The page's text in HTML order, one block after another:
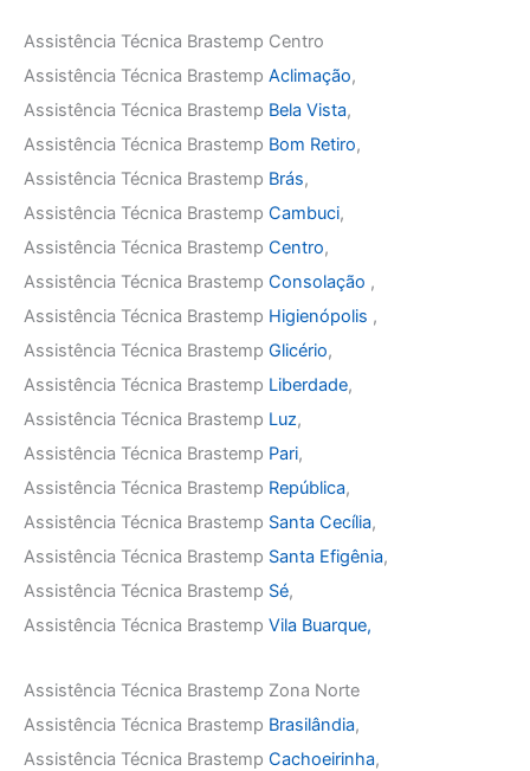
Assistência Técnica Brastemp Centro
Assistência Técnica Brastemp Aclimação,
Assistência Técnica Brastemp Bela Vista,
Assistência Técnica Brastemp Bom Retiro,
Assistência Técnica Brastemp Brás,
Assistência Técnica Brastemp Cambuci,
Assistência Técnica Brastemp Centro,
Assistência Técnica Brastemp Consolação ,
Assistência Técnica Brastemp Higienópolis ,
Assistência Técnica Brastemp Glicério,
Assistência Técnica Brastemp Liberdade,
Assistência Técnica Brastemp Luz,
Assistência Técnica Brastemp Pari,
Assistência Técnica Brastemp República,
Assistência Técnica Brastemp Santa Cecília,
Assistência Técnica Brastemp Santa Efigênia,
Assistência Técnica Brastemp Sé,
Assistência Técnica Brastemp Vila Buarque,
Assistência Técnica Brastemp Zona Norte
Assistência Técnica Brastemp Brasilândia,
Assistência Técnica Brastemp Cachoeirinha,